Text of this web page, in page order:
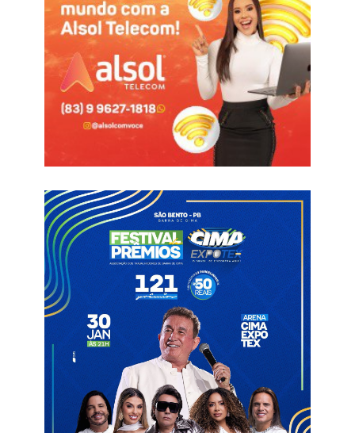
Convidada pelo presidente Lula a regressar ao PT, a ex-
candidata a senadora em 2022 garantiu que não teria problema
em regressar à legenda, mas demonstrou tendência de
permanecer no PSB, partido pelo qual pretende ser candidata à
deputada federal.
“O presidente Lula disse eu quero você no meu partido. A
decisão é do agrupamento, para aonde eu vou passa por essa
construção. João Azevêdo, que é a liderança maior neste
definir onde esse projeto se fortalece mais”, explicou.
Ela pregou a presença de partidos progressistas na chapa a
ser encabeçada pelo vice-governador Lucas Ribeiro (PP):
“Porque a gente luta por direitos. Eles fazem a tarefa de
disputar espaços com nomes que qualifiquem e que ajudem o
presidente Lula”.
A secretária disse que a vaga deve ser ocupada por um
quadro que some na composição e defendeu que, se a Paraíba
quiser um nome para representar as mulheres e os
movimentos sociais, ela toparia: “Eu sou soldada deste